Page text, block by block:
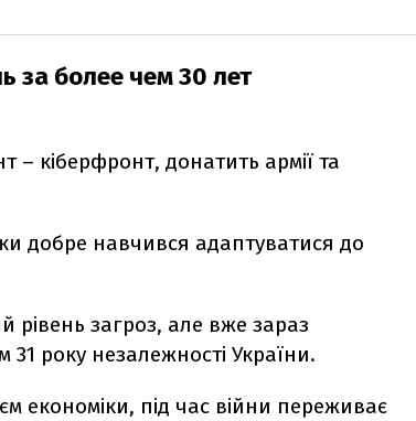
за более чем 30 лет
– кіберфронт, донатить армії та
добре навчився адаптуватися до
рівень загроз, але вже зараз
року незалежності України.
економіки, під час війни переживає